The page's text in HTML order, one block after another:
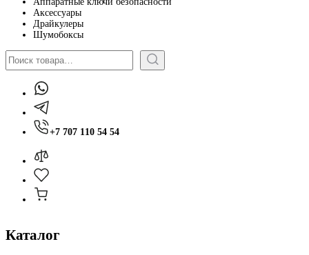
Аксессуары
Драйкулеры
Шумобоксы
Поиск
+7 707 110 54 54
Каталог